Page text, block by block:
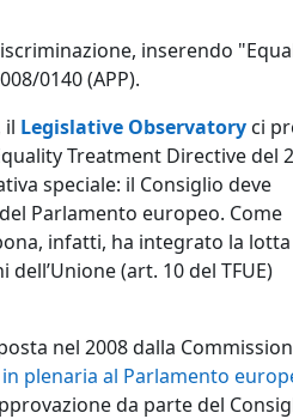
inserendo
0140 (APP).
il Legislative Observatory ci
Treatment Directive del
speciale: il Consiglio deve
Parlamento europeo. Come
infatti, ha integrato la
(art. 10 del TFUE)
nel 2008 dalla
plenaria al Parlamento
da parte del